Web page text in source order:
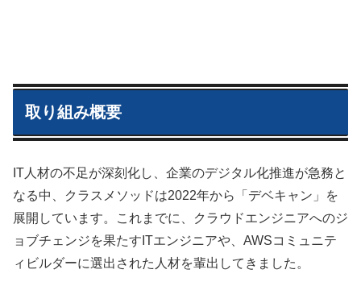
取り組み概要
IT人材の不足が深刻化し、企業のデジタル化推進が急務と
なる中、クラスメソッドは2022年から「デベキャン」を
展開しています。これまでに、クラウドエンジニアへのジ
ョブチェンジを果たすITエンジニアや、AWSコミュニテ
ィビルダーに選出された人材を輩出してきました。